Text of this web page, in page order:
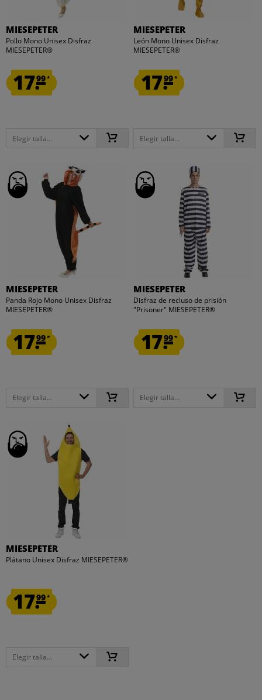
MIESEPETER
Pollo Mono Unisex Disfraz
MIESEPETER®
17.99*
Elegir talla...
MIESEPETER
León Mono Unisex Disfraz
MIESEPETER®
17.99*
Elegir talla...
MIESEPETER
Panda Rojo Mono Unisex Disfraz
MIESEPETER®
17.99*
Elegir talla...
MIESEPETER
Disfraz de recluso de prisión
"Prisoner" MIESEPETER®
17.99*
Elegir talla...
MIESEPETER
Plátano Unisex Disfraz MIESEPETER®
17.99*
Elegir talla...